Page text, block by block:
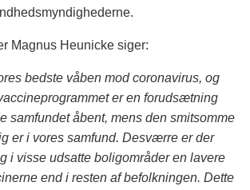
Magnus Heunicke siger:
bedste våben mod coronavirus, og
er en forudsætning
samfundet åbent, mens den smitsomme
er i vores samfund. Desværre er der
i visse udsatte boligområder en lavere
end i resten af befolkningen. Dette